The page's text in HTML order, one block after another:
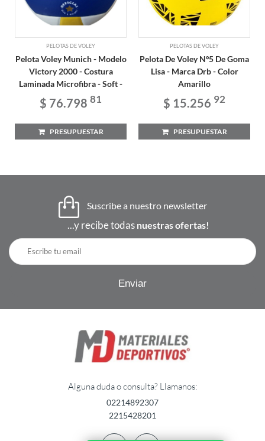
PELOTAS DE VOLEY
Pelota Voley Munich - Modelo
Victory 2000 - Costura
Laminada Microfibra - Soft -
$ 76.798 81
PRESUPUESTAR
PELOTAS DE VOLEY
Pelota De Voley Nº5 De Goma
Lisa - Marca Drb - Color
Amarillo
$ 15.256 92
PRESUPUESTAR
Suscribe a nuestro newsletter
...y recibe todas nuestras ofertas!
Alguna duda o consulta? Llamanos:
02214892307
2215428201